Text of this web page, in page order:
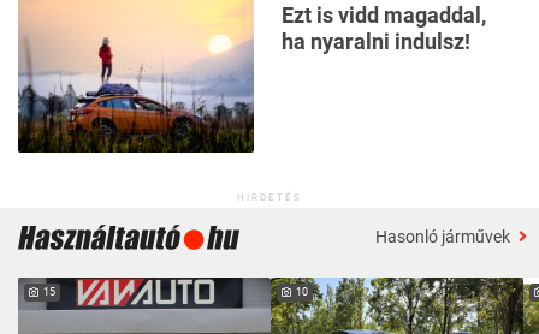
Ezt is vidd magaddal,
ha nyaralni indulsz!
HIRDETÉS
Hasonló járművek
15 10